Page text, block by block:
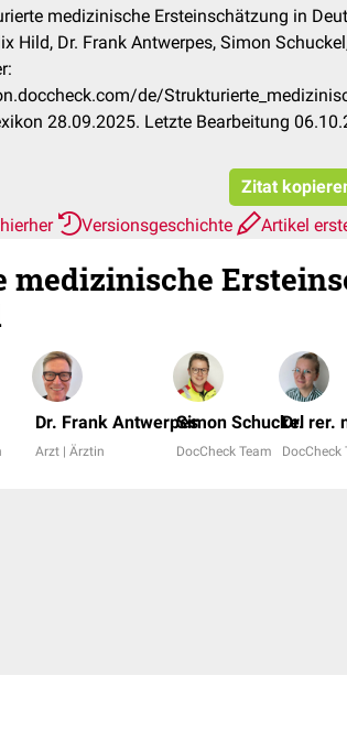
medizinische Ersteinschätzung in
Hild, Dr. Frank Antwerpes, Simon
de/
28.09.2025. Letzte Bearbeitung
Zitat
Versionsgeschichte Artikel
medizinische
Dr. Frank Antwerpes
Arzt | Ärztin
Simon Schuckel
DocCheck Team
Dr. rer.
DocCheck